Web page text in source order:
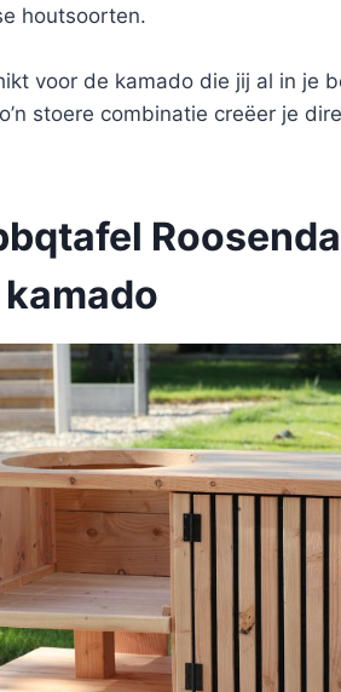
houtsoorten.
voor de kamado die jij al in je
stoere combinatie creëer je